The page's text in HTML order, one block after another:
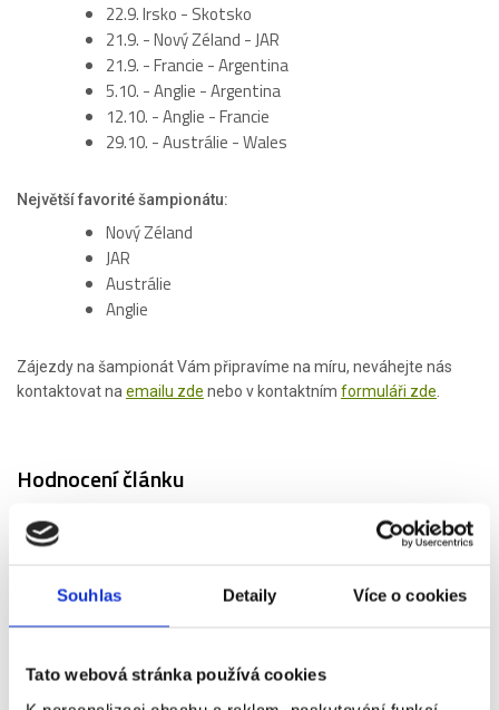
Souhlas Detaily Více o cookies
Tato webová stránka používá cookies
22.9. Irsko - Skotsko
21.9. - Nový Zéland - JAR
21.9. - Francie - Argentina
5.10. - Anglie - Argentina
12.10. - Anglie - Francie
29.10. - Austrálie - Wales
Největší favorité šampionátu:
Nový Zéland
JAR
Austrálie
Anglie
Zájezdy na šampionát Vám připravíme na míru, neváhejte nás
kontaktovat na emailu zde nebo v kontaktním formuláři zde
Hodnocení článku
Čtěte také:
Rozpis závodů Biatlonu v sezoně 2017/2018
Rugby 6 Nations 2023 - termínyRugby Autumn Internationals
2025 - zápasy, termíny